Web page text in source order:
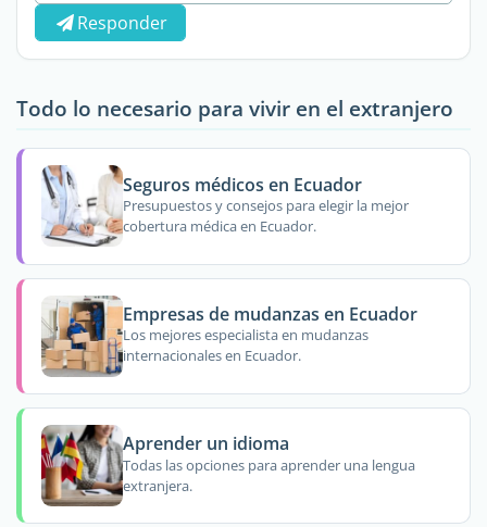
Responder
Todo lo necesario para vivir en el extranjero
Seguros médicos en Ecuador
Presupuestos y consejos para elegir la mejor
cobertura médica en Ecuador.
Empresas de mudanzas en Ecuador
Los mejores especialista en mudanzas
internacionales en Ecuador.
Aprender un idioma
Todas las opciones para aprender una lengua
extranjera.